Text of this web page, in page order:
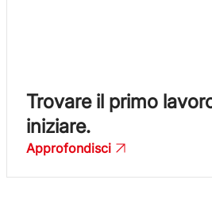
Trovare il primo
iniziare.
Approfondisci